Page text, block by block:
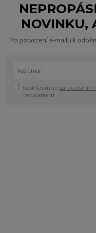
NOVINKU,
Po potvrzení e-mailu k
Souhlasím se zpracováním
newsletteru.